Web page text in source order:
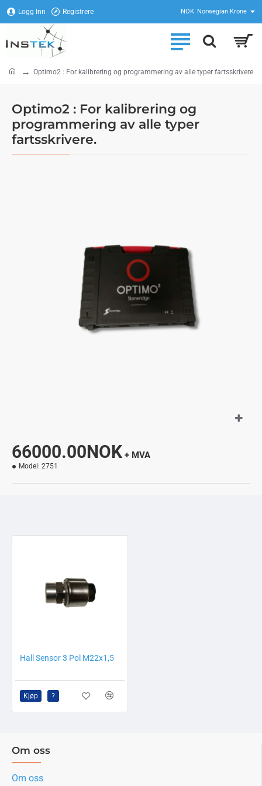
Logg Inn Registrere NOK Norwegian Krone
Optimo2 : For kalibrering og
programmering av alle typer
fartsskrivere.
home Optimo2 : For kalibrering og programmering av alle typer fartsskrivere.
66000.00NOK + MVA
Model: 2751
Hall Sensor 3 Pol M22x1,5
Kjøp ?
Om oss
Om oss